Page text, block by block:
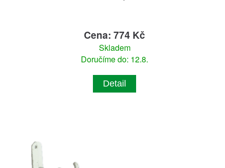
Cena: 774 Kč
Skladem
Doručíme do: 12.8.
Detail